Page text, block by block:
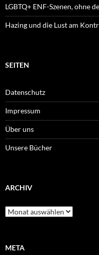
LGBTQ+ ENF-Szenen, ohne
Hazing und die Lust am
SEITEN
Datenschutz
Impressum
Über uns
Unsere Bücher
ARCHIV
Archiv
META